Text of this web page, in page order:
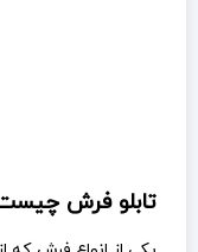
تابلو فرش